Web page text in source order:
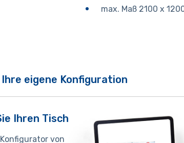
max. Maß 2100 x
eigene Konfiguration
Ihren Tisch
von